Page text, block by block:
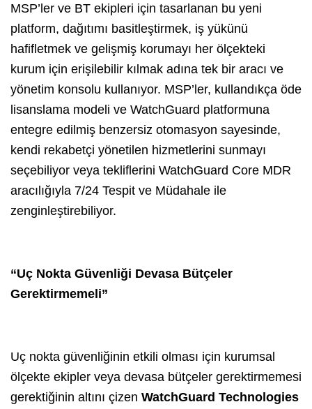
MSP’ler ve BT ekipleri için tasarlanan bu yeni
platform, dağıtımı basitleştirmek, iş yükünü
hafifletmek ve gelişmiş korumayı her ölçekteki
kurum için erişilebilir kılmak adına tek bir aracı ve
yönetim konsolu kullanıyor. MSP’ler, kullandıkça öde
lisanslama modeli ve WatchGuard platformuna
entegre edilmiş benzersiz otomasyon sayesinde,
kendi rekabetçi yönetilen hizmetlerini sunmayı
seçebiliyor veya tekliflerini WatchGuard Core MDR
aracılığıyla 7/24 Tespit ve Müdahale ile
zenginleştirebiliyor.
“Uç Nokta Güvenliği Devasa Bütçeler
Gerektirmemeli”
Uç nokta güvenliğinin etkili olması için kurumsal
ölçekte ekipler veya devasa bütçeler gerektirmemesi
gerektiğinin altını çizen WatchGuard Technologies